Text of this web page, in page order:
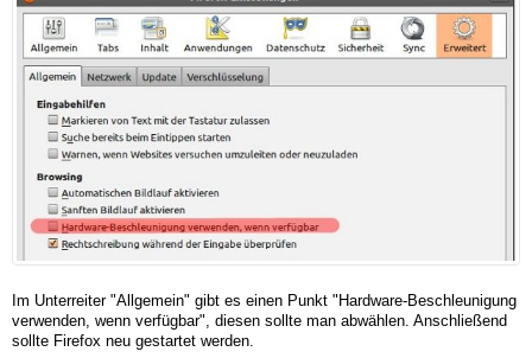
Im Unterreiter "Allgemein" gibt es einen Punkt "Hardware-Beschleunigung
verwenden, wenn verfügbar", diesen sollte man abwählen. Anschließend
sollte Firefox neu gestartet werden.